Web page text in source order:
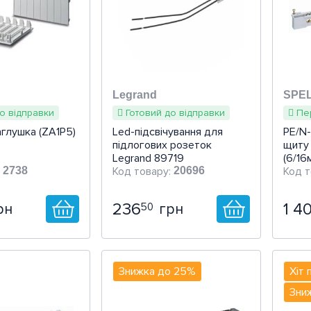
відправки
(ZA1P5)
2738
Legrand
Готовий до відправки
Led-підсвічування для
підлогових розеток
Legrand 89719
20696
23650 грн
PE/
щиту
(6/
1
Знижка до 25%
Хіт